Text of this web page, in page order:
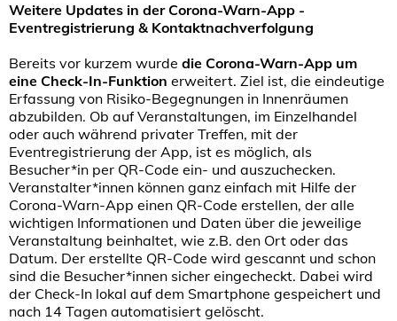
Weitere Updates in der Corona-Warn-App -
Eventregistrierung & Kontaktnachverfolgung
Bereits vor kurzem wurde die Corona-Warn-App um
eine Check-In-Funktion erweitert. Ziel ist, die eindeutige
Erfassung von Risiko-Begegnungen in Innenräumen
abzubilden. Ob auf Veranstaltungen, im Einzelhandel
oder auch während privater Treffen, mit der
Eventregistrierung der App, ist es möglich, als
Besucher*in per QR-Code ein- und auszuchecken.
Veranstalter*innen können ganz einfach mit Hilfe der
Corona-Warn-App einen QR-Code erstellen, der alle
wichtigen Informationen und Daten über die jeweilige
Veranstaltung beinhaltet, wie z.B. den Ort oder das
Datum. Der erstellte QR-Code wird gescannt und schon
sind die Besucher*innen sicher eingecheckt. Dabei wird
der Check-In lokal auf dem Smartphone gespeichert und
nach 14 Tagen automatisiert gelöscht.